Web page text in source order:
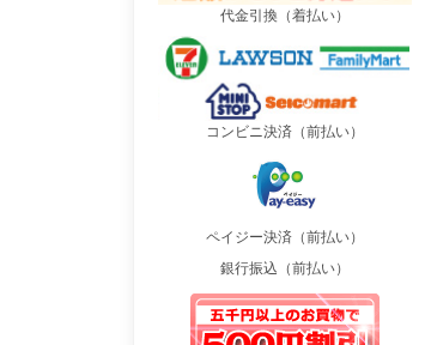
代金引換（着払い）
コンビニ決済（前払い）
ペイジー決済（前払い）
銀行振込（前払い）